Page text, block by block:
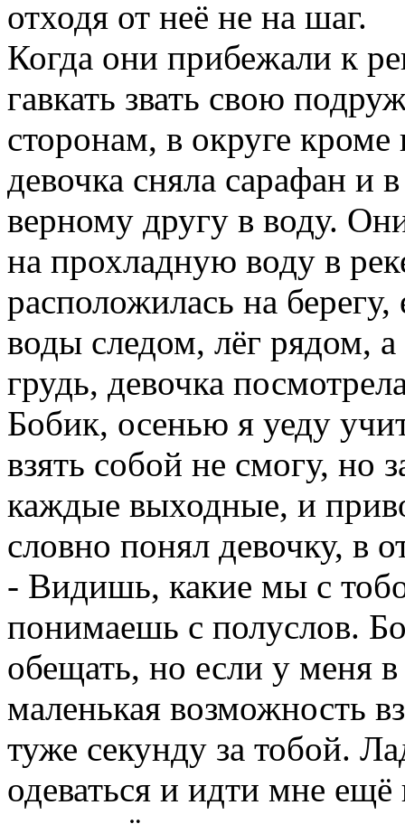
отходя от неё не на шаг.
Когда они прибежали к
гавкать звать свою
сторонам, в округе
девочка сняла сарафан и
верному другу в воду.
на прохладную воду в
расположилась на
воды следом, лёг рядом,
грудь, девочка
Бобик, осенью я уеду
взять собой не смогу, но
каждые выходные, и
словно понял девочку, в
- Видишь, какие мы с
понимаешь с полуслов.
обещать, но если у меня в
маленькая возможность
туже секунду за тобой.
одеваться и идти мне